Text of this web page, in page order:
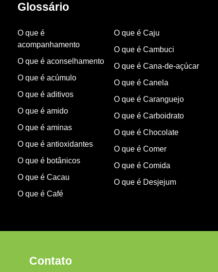
Glossário
O que é
acompanhamento
O que é aconselhamento
O que é acúmulo
O que é aditivos
O que é amido
O que é aminas
O que é antioxidantes
O que é botânicos
O que é Cacau
O que é Café
O que é Caju
O que é Cambuci
O que é Cana-de-açúcar
O que é Canela
O que é Caranguejo
O que é Carboidrato
O que é Chocolate
O que é Comer
O que é Comida
O que é Desjejum
Contato